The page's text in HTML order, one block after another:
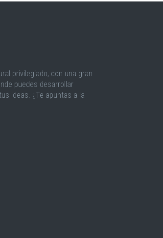
privilegiado, con una gran
puedes desarrollar
ideas. ¿Te apuntas a la